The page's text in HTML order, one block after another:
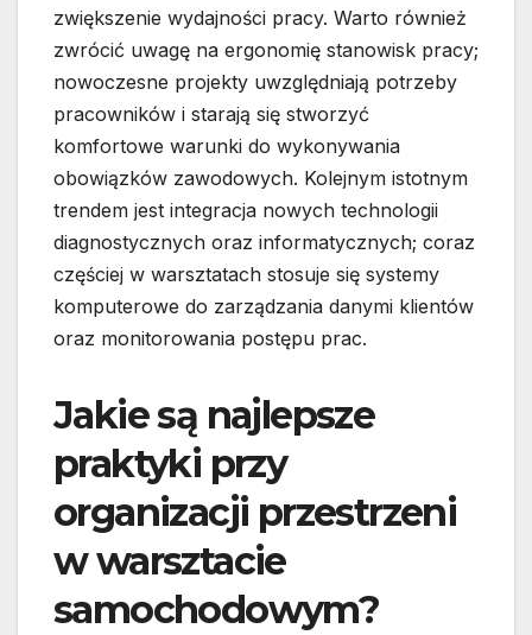
zwiększenie wydajności pracy. Warto również
zwrócić uwagę na ergonomię stanowisk pracy;
nowoczesne projekty uwzględniają potrzeby
pracowników i starają się stworzyć
komfortowe warunki do wykonywania
obowiązków zawodowych. Kolejnym istotnym
trendem jest integracja nowych technologii
diagnostycznych oraz informatycznych; coraz
częściej w warsztatach stosuje się systemy
komputerowe do zarządzania danymi klientów
oraz monitorowania postępu prac.
Jakie są najlepsze
praktyki przy
organizacji przestrzeni
w warsztacie
samochodowym?